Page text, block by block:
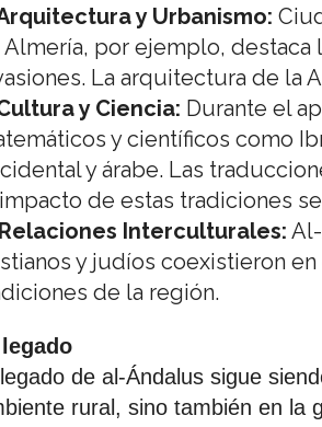
y Urbanismo:
Almería, por ejemplo,
La arquitectura de la
y Ciencia: Durante el
y científicos como
y árabe. Las
de estas tradiciones
Relaciones Interculturales:
y judíos coexistieron
de la región.
de al-Ándalus sigue
rural, sino también en la